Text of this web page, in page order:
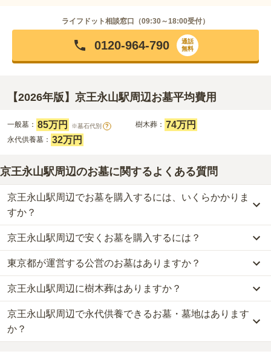
ライフドット相談窓口（09:30～18:00受付）
0120-964-790
通話
無料
【2026年版】京王永山駅周辺お墓平均費用
一般墓： 85万円 ※墓石代別 ? 樹木葬： 74万円
永代供養墓： 32万円
京王永山駅周辺のお墓に関するよくある質問
京王永山駅周辺でお墓を購入するには、いくらかかりま
すか？
京王永山駅周辺での購入費用の目安は、一般墓が約252万円、樹木
葬が約74万円、永代供養墓が約32万円です。
一般墓を建てる場合は、「永代使用料（土地代）」と「墓石代」の
2つが主な費用となります。
京王永山駅周辺の一般墓の永代使用料の平均は
で、墓石代は
さ・素材によって変わります。
樹木葬・納骨堂・永代供養墓は、基本的に墓石代がかからず、永代
京王永山駅周辺で安くお墓を購入するには？
京王永山駅周辺で一番安価なお墓は、観泉寺 永代供養墓
永代供
養墓で、10万円からお求めいただけます。
一般的に最も費用を抑えられるのは、他の方のご遺骨と一緒に埋葬
する「合祀墓（ごうしぼ）」と呼ばれるタイプです。個別のお墓に
比べて省スペースで管理の手間がかからないため、費用が安く設定
されています。
価格の目安は、1名あたり5万円〜30万円程度です。
東京都が運営する公営のお墓はありますか？
京王永山駅周辺には、公営の霊園の掲載がありません。
一方で、東京都内には、県または市区町村が運営する公営の霊園が
16件あります。
公営霊園は民営の霊園と異なり、契約にあたって応募資格が設けら
京王永山駅周辺に樹木葬はありますか？
京王永山駅周辺には、2件の樹木葬があります。
詳しくは、
京王永山駅周辺で永代供養できるお墓・墓地はあります
か？